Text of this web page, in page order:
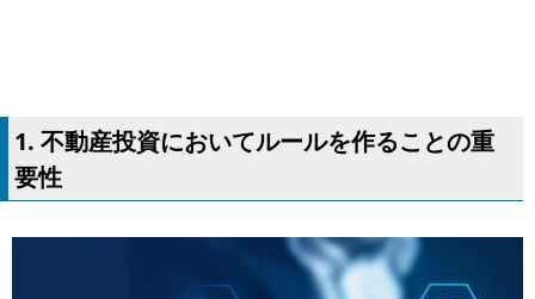
1. 不動産投資においてルールを作ることの重
要性